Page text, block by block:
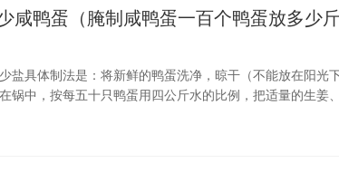
咸鸭蛋（腌制咸鸭蛋一百个鸭蛋放多少
盐具体制法是：将新鲜的鸭蛋洗净，晾干（不能放在阳光
锅中，按每五十只鸭蛋用四公斤水的比例，把适量的生姜